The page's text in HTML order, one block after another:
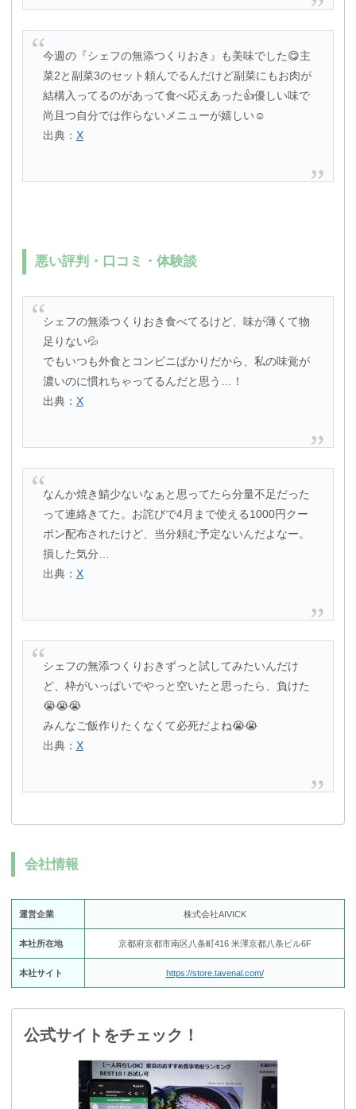
今週の『シェフの無添つくりおき』も美味でした😋主
菜2と副菜3のセット頼んでるんだけど副菜にもお肉が
結構入ってるのがあって食べ応えあった👍優しい味で
尚且つ自分では作らないメニューが嬉しい☺️
出典： X
悪い評判・口コミ・体験談
シェフの無添つくりおき食べてるけど、味が薄くて物
足りない💦
でもいつも外食とコンビニばかりだから、私の味覚が
濃いのに慣れちゃってるんだと思う…！
出典： X
なんか焼き鯖少ないなぁと思ってたら分量不足だった
って連絡きてた。お詫びで4月まで使える1000円クー
ポン配布されたけど、当分頼む予定ないんだよなー。
損した気分…
出典： X
シェフの無添つくりおきずっと試してみたいんだけ
ど、枠がいっぱいでやっと空いたと思ったら、負けた
😭😭😭
みんなご飯作りたくなくて必死だよね😭😭
出典： X
会社情報
運営企業 株式会社AIVICK
本社所在地 京都府京都市南区八条町416 米澤京都八条ビル6F
本社サイト https://store.tavenal.com/
公式サイトをチェック！